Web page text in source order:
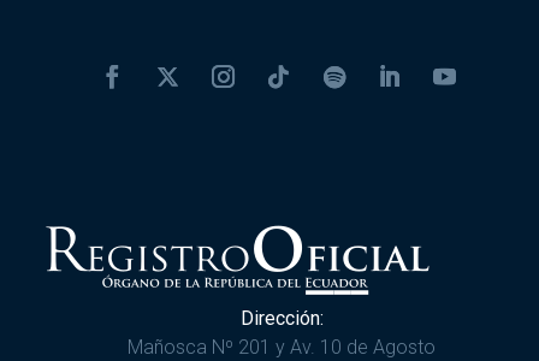
Dirección:
Mañosca Nº 201 y Av. 10 de Agosto